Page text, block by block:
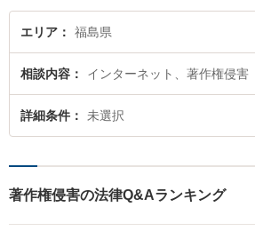
エリア 福島県
相談内容 インターネット、著作権侵害
詳細条件 未選択
著作権侵害の法律Q&Aランキング